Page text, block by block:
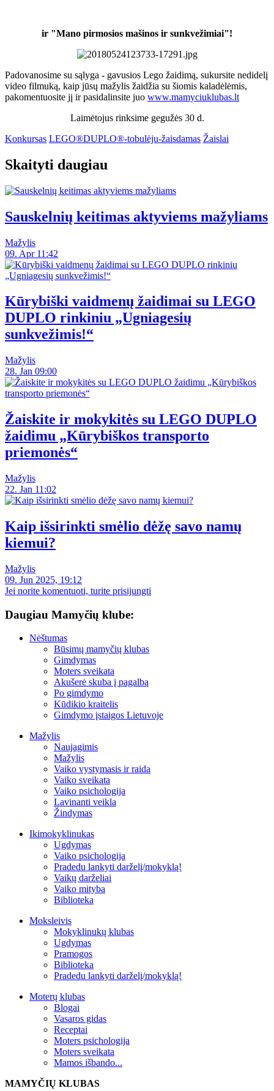
ir "Mano pirmosios mašinos ir sunkvežimiai"!
Padovanosime su sąlyga - gavusios Lego žaidimą, sukursite nedidelį
video filmuką, kaip jūsų mažylis žaidžia su šiomis kaladėlėmis,
pakomentuosite jį ir pasidalinsite juo www.mamyciuklubas.lt
Laimėtojus rinksime gegužės 30 d.
Konkursas LEGO®DUPLO®-tobulėju-žaisdamas Žaislai
Skaityti daugiau
Sauskelnių keitimas aktyviems mažyliams
Mažylis
09. Apr 11:42
Kūrybiški vaidmenų žaidimai su LEGO
DUPLO rinkiniu „Ugniagesių
sunkvežimis!“
Mažylis
28. Jan 09:00
Žaiskite ir mokykitės su LEGO DUPLO
žaidimu „Kūrybiškos transporto
priemonės“
Mažylis
22. Jan 11:02
Kaip išsirinkti smėlio dėžę savo namų
kiemui?
Mažylis
09. Jun 2025, 19:12
Jei norite komentuoti, turite prisijungti
Daugiau Mamyčių klube:
Nėštumas
Būsimų mamyčių klubas
Gimdymas
Moters sveikata
Akušerė skuba į pagalbą
Po gimdymo
Kūdikio kraitelis
Gimdymo įstaigos Lietuvoje
Mažylis
Naujagimis
Mažylis
Vaiko vystymasis ir raida
Vaiko sveikata
Vaiko psichologija
Lavinanti veikla
Žindymas
Ikimokyklinukas
Ugdymas
Vaiko psichologija
Pradedu lankyti darželį/mokyklą!
Vaikų darželiai
Vaiko mityba
Biblioteka
Moksleivis
Mokyklinukų klubas
Ugdymas
Pramogos
Biblioteka
Pradedu lankyti darželį/mokyklą!
Moterų klubas
Blogai
Vasaros gidas
Receptai
Moters psichologija
Moters sveikata
Mamos išbando...
MAMYČIŲ KLUBAS